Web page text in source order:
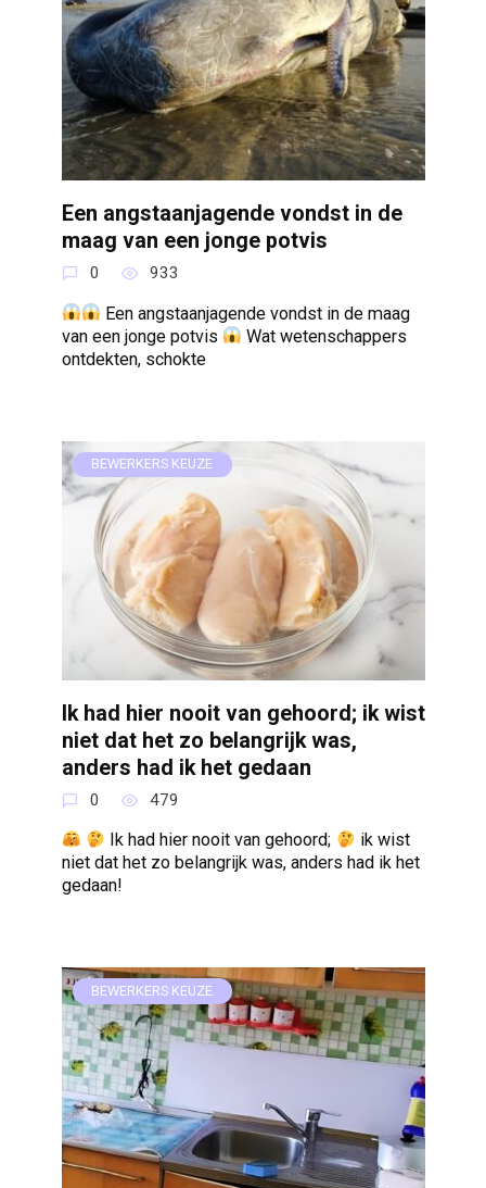
Een angstaanjagende vondst in de
maag van een jonge potvis
0 933
Een angstaanjagende vondst in de maag
van een jonge potvis
Wat wetenschappers
ontdekten, schokte
BEWERKERS KEUZE
Ik had hier nooit van gehoord; ik wist
niet dat het zo belangrijk was,
anders had ik het gedaan
0 479
Ik had hier nooit van gehoord;
ik wist
niet dat het zo belangrijk was, anders had ik het
gedaan!
BEWERKERS KEUZE